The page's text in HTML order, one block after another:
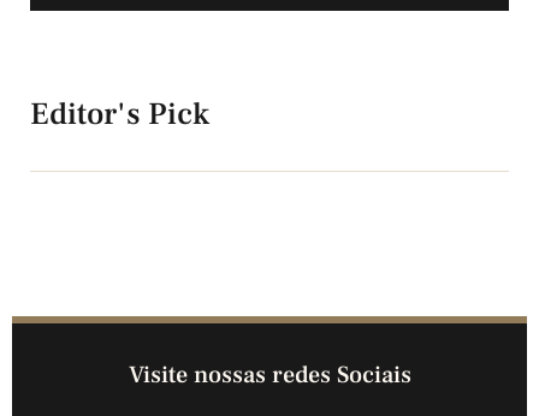
Editor's Pick
Visite nossas redes Sociais